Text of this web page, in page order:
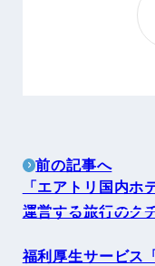
前の記事へ
「エアトリ国内ホ
運営する旅行のク
福利厚生サービス